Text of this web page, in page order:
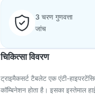
3 चरण गुणवत्ता
जांच
चिकित्सा विवरण
ट्राइमैकसर्ट टैबलेट एक एंटी-
कॉम्बिनेशन होता है। इसका इस्तेमाल